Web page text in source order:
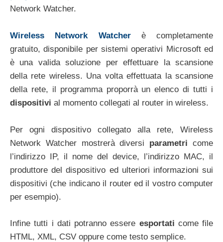
Network Watcher.
Wireless Network Watcherè completamente
gratuito, disponibile per sistemi operativi Microsoft ed
è una valida soluzione per effettuare la scansione
della rete wireless. Una volta effettuata la scansione
della rete, il programma proporrà un elenco di tutti i
dispositivi al momento collegati al router in wireless.
Per ogni dispositivo collegato alla rete, Wireless
Network Watcher mostrerà diversi parametri come
l’indirizzo IP, il nome del device, l’indirizzo MAC, il
produttore del dispositivo ed ulteriori informazioni sui
dispositivi (che indicano il router ed il vostro computer
per esempio).
Infine tutti i dati potranno essere esportati come file
HTML, XML, CSV oppure come testo semplice.